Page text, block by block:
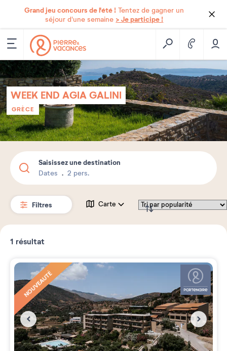
Grand jeu concours de l'été ! Tentez de gagner un
séjour d'une semaine > Je participe !
WEEK END AGIA GALINI
GRÈCE
Saisissez une destination
Dates 2 pers.
Filtres Carte
1 résultat
NOUVEAUTÉ